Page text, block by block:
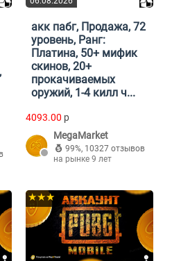
акк пабг, Продажа, 72
уровень, Ранг:
Платина, 50+ мифик
скинов, 20+
прокачиваемых
оружий, 1-4 килл ч...
4093.00 p
MegaMarket
99%, 10327 отзывов
на рынке 9 лет
★★★